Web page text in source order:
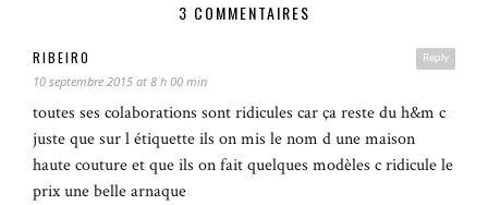
3 COMMENTAIRES
Reply
RIBEIRO
10 septembre 2015 at 8 h 00 min
toutes ses colaborations sont ridicules car ça reste du h&m c
juste que sur l étiquette ils on mis le nom d une maison
haute couture et que ils on fait quelques modèles c ridicule le
prix une belle arnaque